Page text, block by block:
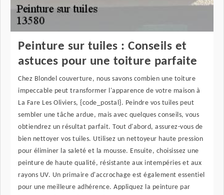
Peinture sur tuiles : Conseils et
astuces pour une toiture parfaite
Chez Blondel couverture, nous savons combien une toiture
impeccable peut transformer l'apparence de votre maison à
La Fare Les Oliviers, {code_postal}. Peindre vos tuiles peut
sembler une tâche ardue, mais avec quelques conseils, vous
obtiendrez un résultat parfait. Tout d'abord, assurez-vous de
bien nettoyer vos tuiles. Utilisez un nettoyeur haute pression
pour éliminer la saleté et la mousse. Ensuite, choisissez une
peinture de haute qualité, résistante aux intempéries et aux
rayons UV. Un primaire d'accrochage est également essentiel
pour une meilleure adhérence. Appliquez la peinture par